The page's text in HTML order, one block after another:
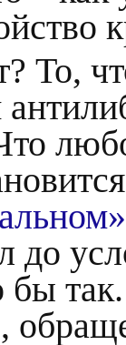
То,
до
бы
,